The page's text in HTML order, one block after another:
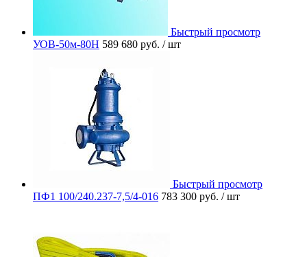
Быстрый просмотр
УОВ-50м-80Н 589 680 руб. / шт
Быстрый просмотр
ПФ1 100/240.237-7,5/4-016 783 300 руб. / шт